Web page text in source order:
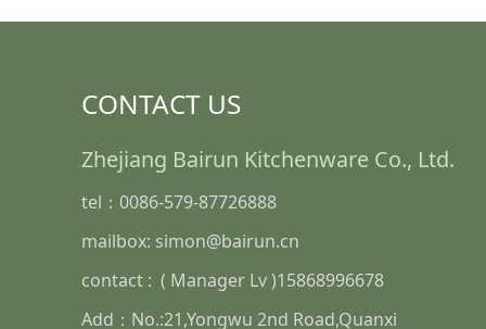
CONTACT US
Zhejiang Bairun Kitchenware Co., Ltd.
tel：0086-579-87726888
mailbox: simon@bairun.cn
contact : ( Manager Lv )15868996678
Add：No.:21,Yongwu 2nd Road,Quanxi